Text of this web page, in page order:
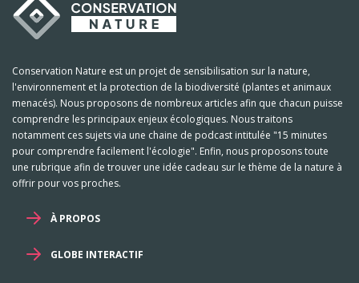
Conservation Nature est un projet de sensibilisation sur la nature,
l'environnement et la protection de la biodiversité (plantes et animaux
menacés). Nous proposons de nombreux articles afin que chacun puisse
comprendre les principaux enjeux écologiques. Nous traitons
notamment ces sujets via une chaine de podcast intitulée "15 minutes
pour comprendre facilement l'écologie". Enfin, nous proposons toute
une rubrique afin de trouver une idée cadeau sur le thème de la nature à
offrir pour vos proches.
À PROPOS
GLOBE INTERACTIF